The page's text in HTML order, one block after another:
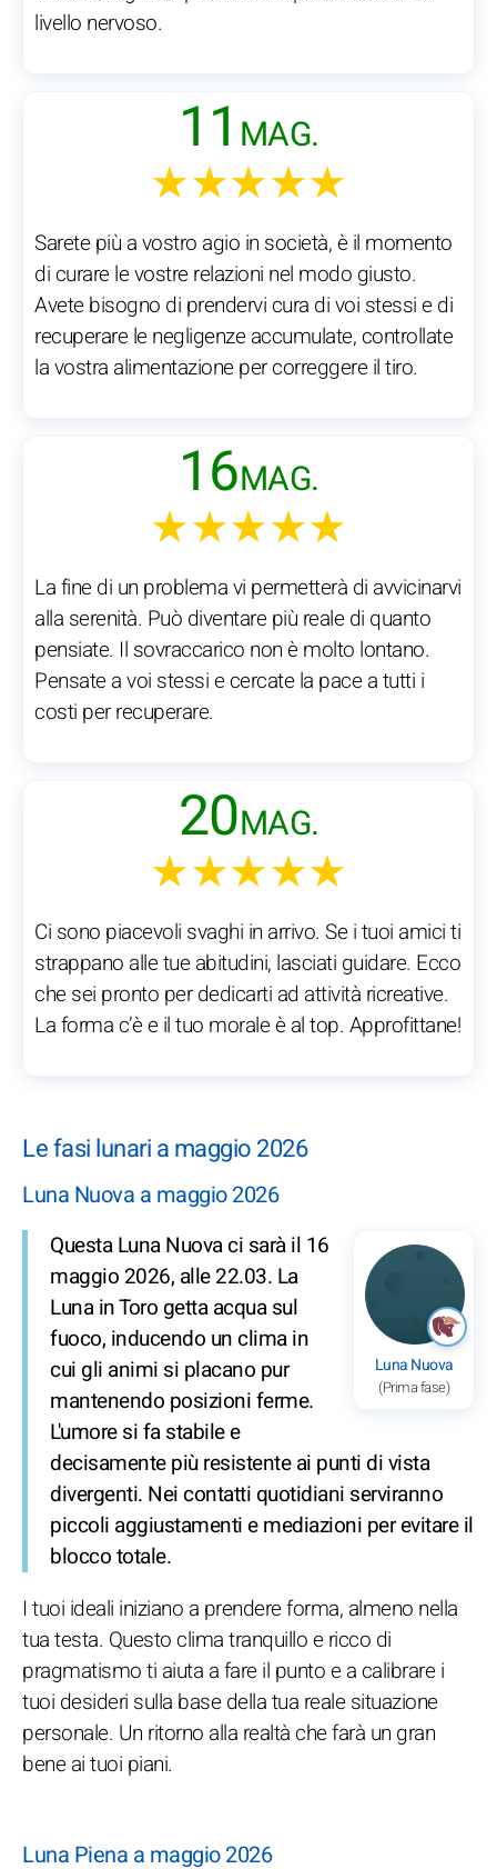
livello nervoso.
11 MAG.
★★★★★
Sarete più a vostro agio in società, è il momento
di curare le vostre relazioni nel modo giusto.
Avete bisogno di prendervi cura di voi stessi e di
recuperare le negligenze accumulate, controllate
la vostra alimentazione per correggere il tiro.
16MAG.
★★★★★
La fine di un problema vi permetterà di avvicinarvi
alla serenità. Può diventare più reale di quanto
pensiate. Il sovraccarico non è molto lontano.
Pensate a voi stessi e cercate la pace a tutti i
costi per recuperare.
20MAG.
★★★★★
Ci sono piacevoli svaghi in arrivo. Se i tuoi amici ti
strappano alle tue abitudini, lasciati guidare. Ecco
che sei pronto per dedicarti ad attività ricreative.
La forma c’è e il tuo morale è al top. Approfittane!
Le fasi lunari a maggio 2026
Luna Nuova a maggio 2026
Luna Nuova
(Prima fase)
Questa Luna Nuova ci sarà il 16
maggio 2026, alle 22.03. La
Luna in Toro getta acqua sul
fuoco, inducendo un clima in
cui gli animi si placano pur
mantenendo posizioni ferme.
L'umore si fa stabile e
decisamente più resistente ai punti di vista
divergenti. Nei contatti quotidiani serviranno
piccoli aggiustamenti e mediazioni per evitare il
blocco totale.
I tuoi ideali iniziano a prendere forma, almeno nella
tua testa. Questo clima tranquillo e ricco di
pragmatismo ti aiuta a fare il punto e a calibrare i
tuoi desideri sulla base della tua reale situazione
personale. Un ritorno alla realtà che farà un gran
bene ai tuoi piani.
Luna Piena a maggio 2026